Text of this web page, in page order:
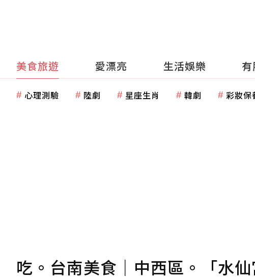
美食旅遊 愛漂亮 生活娛樂
心理測驗 陸劇 星座生肖 韓劇 彩妝保
吃。台南美食｜中西區。「水